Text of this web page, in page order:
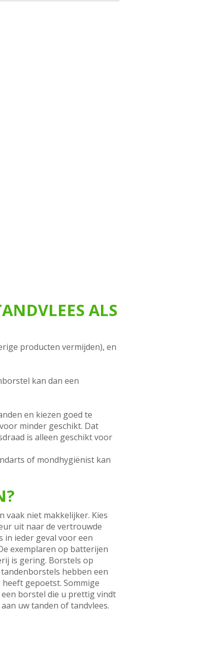
ALS
producten vermijden), en
kan dan een
en kiezen goed te
minder geschikt. Dat
is alleen geschikt voor
of mondhygiënist kan
vaak niet makkelijker. Kies
uit naar de vertrouwde
in ieder geval voor een
exemplaren op batterijen
is gering. Borstels op
hebben een
gepoetst. Sommige
een borstel die u prettig vindt
uw tanden of tandvlees.